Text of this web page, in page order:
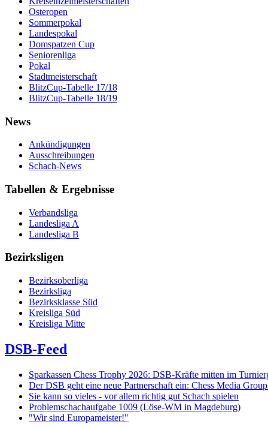
Osteropen
Sommerpokal
Landespokal
Domspatzen Cup
Seniorenliga
Pokal
Stadtmeisterschaft
BlitzCup-Tabelle 17/18
BlitzCup-Tabelle 18/19
News
Ankündigungen
Ausschreibungen
Schach-News
Tabellen & Ergebnisse
Verbandsliga
Landesliga A
Landesliga B
Bezirksligen
Bezirksoberliga
Bezirksliga
Bezirksklasse Süd
Kreisliga Süd
Kreisliga Mitte
DSB-Feed
Sparkassen Chess Trophy 2026: DSB-Kräfte mitten im
Der DSB geht eine neue Partnerschaft ein: Chess Media
Sie kann so vieles - vor allem richtig gut Schach spielen
Problemschachaufgabe 1009 (Löse-WM in Magdeburg)
"Wir sind Europameister!"